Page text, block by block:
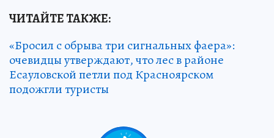
ЧИТАЙТЕ ТАКЖЕ:
«Бросил с обрыва три сигнальных фаера»:
очевидцы утверждают, что лес в районе
Есауловской петли под Красноярском
подожгли туристы